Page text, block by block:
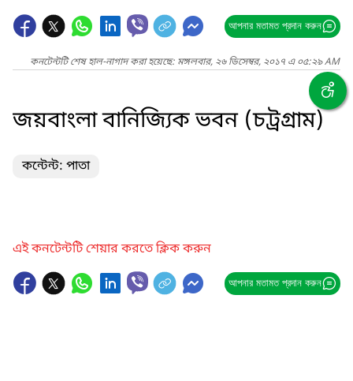
আপনার মতামত প্রদান করুন
কনটেন্টটি শেষ হাল-নাগাদ করা হয়েছে: মঙ্গলবার, ২৬ ডিসেম্বর, ২০১৭ এ ০৫:২৯ AM
জয়বাংলা বানিজ্যিক ভবন (চট্রগ্রাম)
কন্টেন্ট: পাতা
এই কনটেন্টটি শেয়ার করতে ক্লিক করুন
আপনার মতামত প্রদান করুন